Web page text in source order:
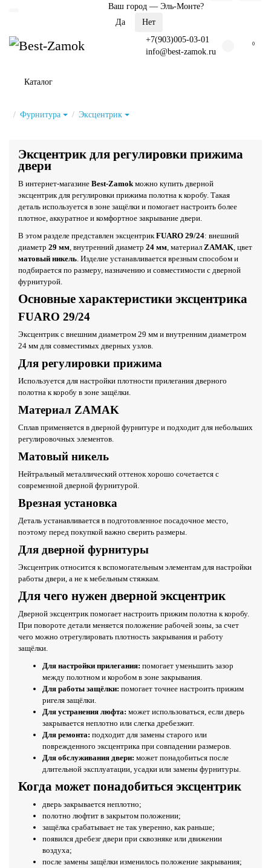
Ваш город — Эль-Монте?
+7(903)005-03-01
info@best-zamok.ru
0
Каталог
Фурнитура Эксцентрик
Эксцентрик для регулировки прижима
двери
В интернет-магазине Best-Zamokможно купить дверной
эксцентрик для регулировки прижима полотна к коробу. Такая
деталь используется в зоне защёлки и помогает настроить более
плотное, аккуратное и комфортное закрывание двери.
В этом разделе представлен эксцентрикFUARO 29/24: внешний
диаметр 29 мм, внутренний диаметр 24 мм, материал ZAMAK, цвет
матовый никель. Изделие устанавливается врезным способом и
подбирается по размеру, назначению и совместимости с дверной
фурнитурой.
Основные характеристики эксцентрика
FUARO 29/24
Эксцентрик с внешним диаметром 29 мм и внутренним диаметром
24 мм для совместимых дверных узлов.
Для регулировки прижима
Используется для настройки плотности прилегания дверного
полотна к коробу в зоне защёлки.
Материал ZAMAK
Сплав применяется в дверной фурнитуре и подходит для небольших
регулировочных элементов.
Матовый никель
Нейтральный металлический оттенок хорошо сочетается с
современной дверной фурнитурой.
Врезная установка
Деталь устанавливается в подготовленное посадочное место,
поэтому перед покупкой важно сверить размеры.
Для дверной фурнитуры
Эксцентрик относится к вспомогательным элементам для настройки
работы двери, а не к мебельным стяжкам.
Для чего нужен дверной эксцентрик
Дверной эксцентрик помогает настроить прижим полотна к коробу.
При повороте детали меняется положение рабочей зоны, за счет
чего можно отрегулировать плотность закрывания и работу
защёлки.
Для настройки прилегания: помогает уменьшить зазор
между полотном и коробом в зоне закрывания.
Для работы защёлки: помогает точнее настроить прижим
ригеля защёлки.
Для устранения люфта: может использоваться, если дверь
закрывается неплотно или слегка дребезжит.
Для ремонта: подходит для замены старого или
поврежденного эксцентрика при совпадении размеров.
Для обслуживания двери: может понадобиться после
длительной эксплуатации, усадки или замены фурнитуры.
Когда может понадобиться эксцентрик
дверь закрывается неплотно;
полотно люфтит в закрытом положении;
защёлка срабатывает не так уверенно, как раньше;
появился дребезг двери при сквозняке или движении
воздуха;
после замены защёлки изменилось положение закрывания;